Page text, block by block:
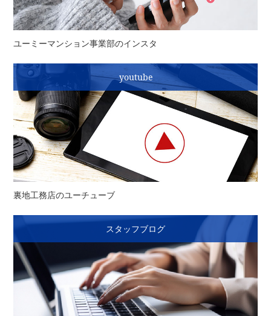
ユーミーマンション事業部のインスタ
youtube
裏地工務店のユーチューブ
スタッフブログ